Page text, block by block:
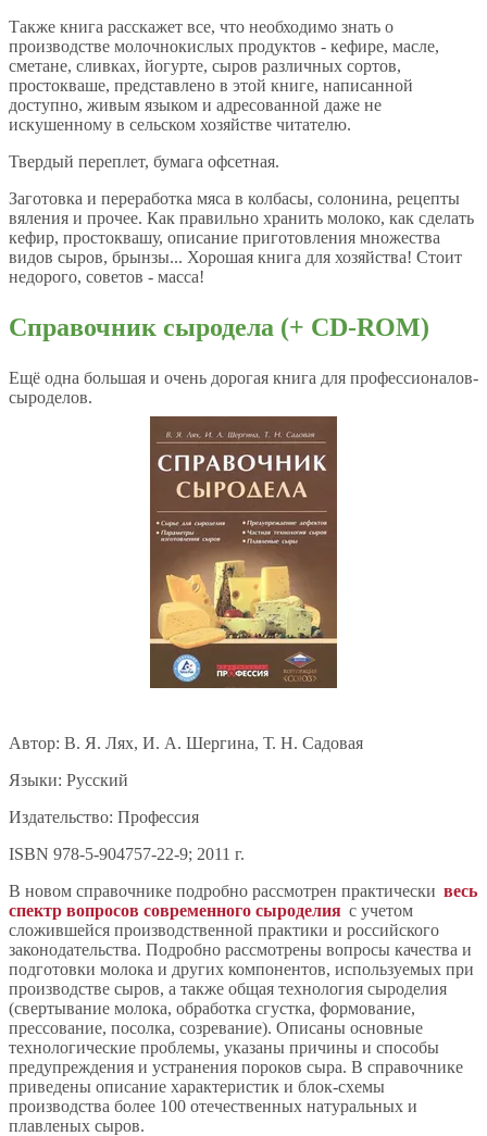
Также книга расскажет все, что необходимо знать о
производстве молочнокислых продуктов - кефире, масле,
сметане, сливках, йогурте, сыров различных сортов,
простокваше, представлено в этой книге, написанной
доступно, живым языком и адресованной даже не
искушенному в сельском хозяйстве читателю.
Твердый переплет, бумага офсетная.
Заготовка и переработка мяса в колбасы, солонина, рецепты
вяления и прочее. Как правильно хранить молоко, как сделать
кефир, простоквашу, описание приготовления множества
видов сыров, брынзы... Хорошая книга для хозяйства! Стоит
недорого, советов - масса!
Справочник сыродела (+ CD-ROM)
Ещё одна большая и очень дорогая книга для профессионалов-
сыроделов.
Автор: В. Я. Лях, И. А. Шергина, Т. Н. Садовая
Языки: Русский
Издательство: Профессия
ISBN 978-5-904757-22-9; 2011 г.
В новом справочнике подробно рассмотрен практически весь
спектр вопросов современного сыроделия с учетом
сложившейся производственной практики и российского
законодательства. Подробно рассмотрены вопросы качества и
подготовки молока и других компонентов, используемых при
производстве сыров, а также общая технология сыроделия
(свертывание молока, обработка сгустка, формование,
прессование, посолка, созревание). Описаны основные
технологические проблемы, указаны причины и способы
предупреждения и устранения пороков сыра. В справочнике
приведены описание характеристик и блок-схемы
производства более 100 отечественных натуральных и
плавленых сыров.